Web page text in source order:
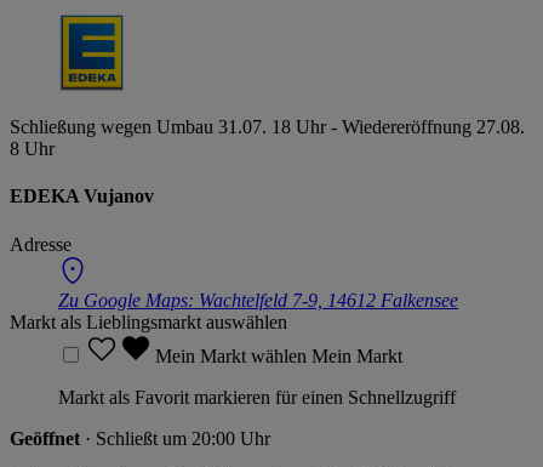
Schließung wegen Umbau 31.07. 18 Uhr - Wiedereröffnung 27.08.
8 Uhr
EDEKA Vujanov
Adresse
Zu Google Maps: Wachtelfeld 7-9, 14612 Falkensee
Markt als Lieblingsmarkt auswählen
Mein Markt wählen Mein Markt
Markt als Favorit markieren für einen Schnellzugriff
Geöffnet · Schließt um 20:00 Uhr